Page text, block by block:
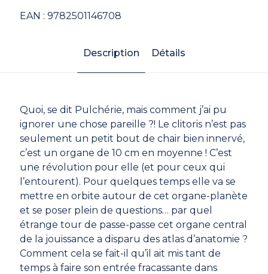
EAN : 9782501146708
Description Détails
Quoi, se dit Pulchérie, mais comment j’ai pu
ignorer une chose pareille ?! Le clitoris n’est pas
seulement un petit bout de chair bien innervé,
c’est un organe de 10 cm en moyenne ! C’est
une révolution pour elle (et pour ceux qui
l’entourent). Pour quelques temps elle va se
mettre en orbite autour de cet organe-planète
et se poser plein de questions… par quel
étrange tour de passe-passe cet organe central
de la jouissance a disparu des atlas d’anatomie ?
Comment cela se fait-il qu’il ait mis tant de
temps à faire son entrée fracassante dans